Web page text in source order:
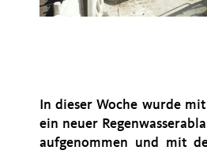
In dieser Woche wurde
ein neuer
aufgenommen und mit